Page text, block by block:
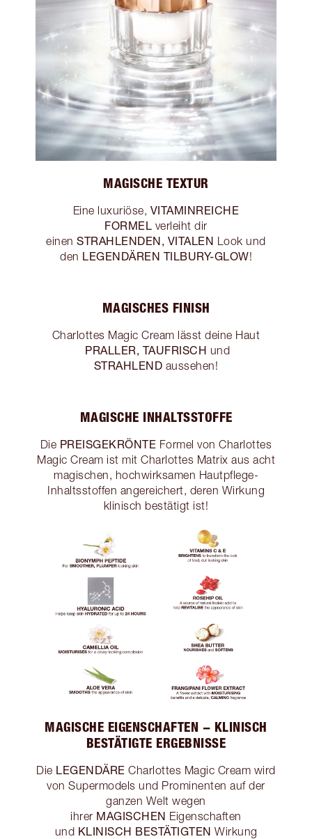
MAGISCHE TEXTUR
Eine luxuriöse, VITAMINREICHE
FORMEL
verleiht dir
einenSTRAHLENDEN, VITALEN Look und
den LEGENDÄREN TILBURY-GLOW!
MAGISCHES FINISH
Charlottes Magic Cream lässt deine Haut
PRALLER, TAUFRISCH und
STRAHLEND aussehen!
MAGISCHE INHALTSSTOFFE
Die PREISGEKRÖNTE Formel von Charlottes
Magic Cream ist mit Charlottes Matrix aus acht
magischen, hochwirksamen Hautpflege-
Inhaltsstoffen angereichert, deren Wirkung
klinisch bestätigt ist!
MAGISCHE EIGENSCHAFTEN − KLINISCH
BESTÄTIGTE ERGEBNISSE
Die LEGENDÄRE Charlottes Magic Cream wird
von Supermodels und Prominenten auf der
ganzen Welt wegen
ihrer MAGISCHEN Eigenschaften
und KLINISCH BESTÄTIGTEN Wirkung